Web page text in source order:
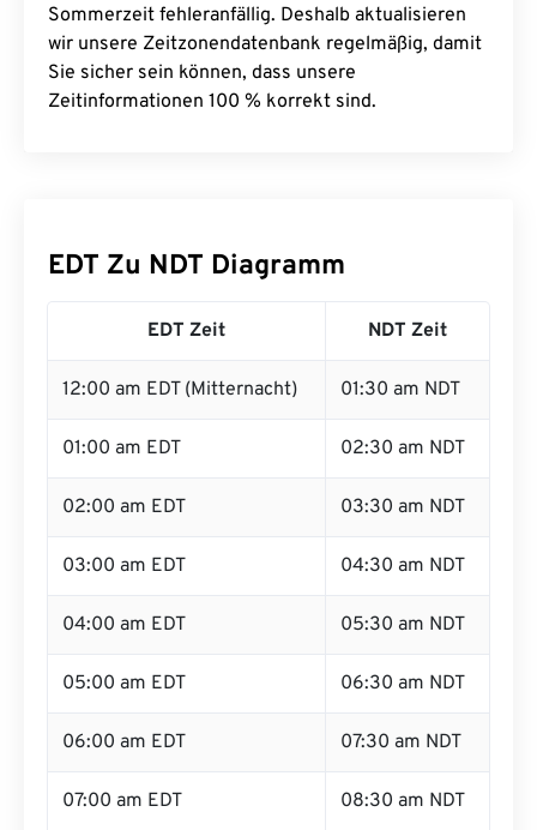
Sommerzeit fehleranfällig. Deshalb aktualisieren
wir unsere Zeitzonendatenbank regelmäßig, damit
Sie sicher sein können, dass unsere
Zeitinformationen 100 % korrekt sind.
EDT Zu NDT Diagramm
EDT Zeit NDT Zeit
12:00 am EDT (Mitternacht) 01:30 am NDT
01:00 am EDT 02:30 am NDT
02:00 am EDT 03:30 am NDT
03:00 am EDT 04:30 am NDT
04:00 am EDT 05:30 am NDT
05:00 am EDT 06:30 am NDT
06:00 am EDT 07:30 am NDT
07:00 am EDT 08:30 am NDT